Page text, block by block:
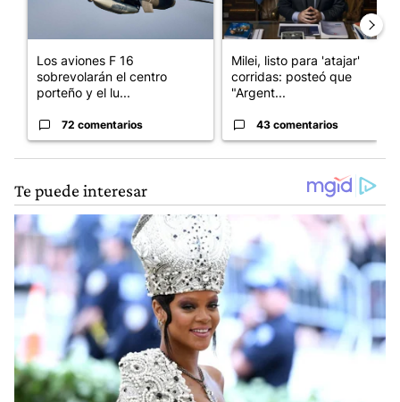
Los aviones F 16
sobrevolarán el centro
porteño y el lu...
72 comentarios
Milei, listo para 'atajar'
corridas: posteó que
"Argent...
43 comentarios